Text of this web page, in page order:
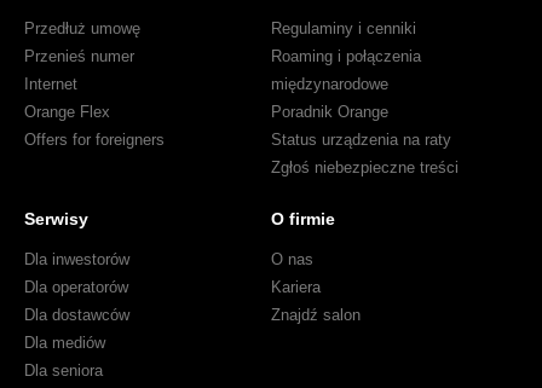
Przedłuż umowę
Przenieś numer
Internet
Orange Flex
Offers for foreigners
Regulaminy i cenniki
Roaming i połączenia
międzynarodowe
Poradnik Orange
Status urządzenia na raty
Zgłoś niebezpieczne treści
Serwisy
Dla inwestorów
Dla operatorów
Dla dostawców
Dla mediów
Dla seniora
O firmie
O nas
Kariera
Znajdź salon